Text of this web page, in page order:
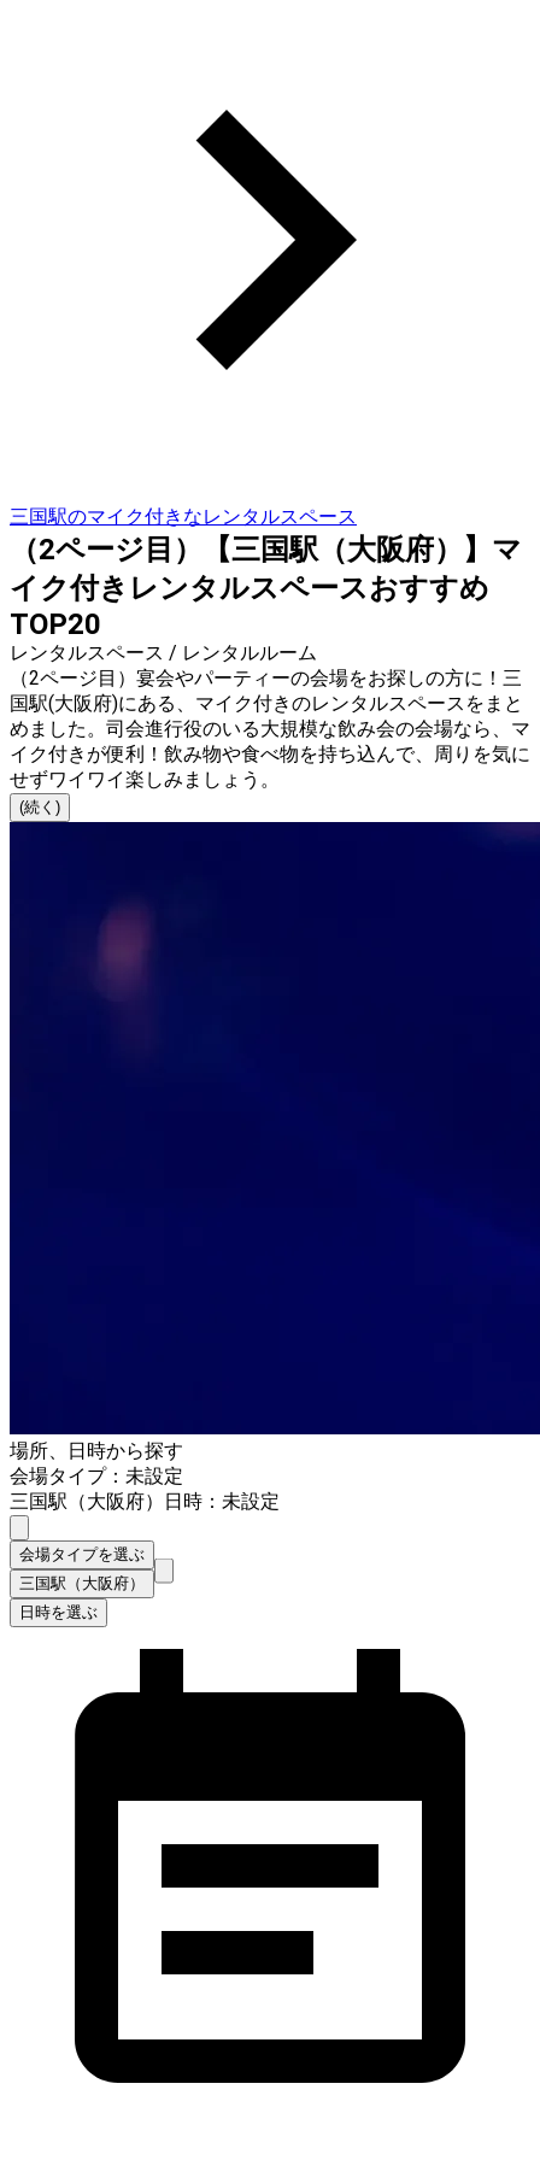
三国駅のマイク付きなレンタルスペース
（2ページ目）【三国駅（大阪府）】マ
イク付きレンタルスペースおすすめ
TOP20
レンタルスペース / レンタルルーム
（2ページ目）宴会やパーティーの会場をお探しの方に！三
国駅(大阪府)にある、マイク付きのレンタルスペースをまと
めました。司会進行役のいる大規模な飲み会の会場なら、マ
イク付きが便利！飲み物や食べ物を持ち込んで、周りを気に
せずワイワイ楽しみましょう。
(続く)
場所、日時から探す
会場タイプ：未設定
三国駅（大阪府）
日時：未設定
会場タイプを選ぶ
三国駅（大阪府）
日時を選ぶ